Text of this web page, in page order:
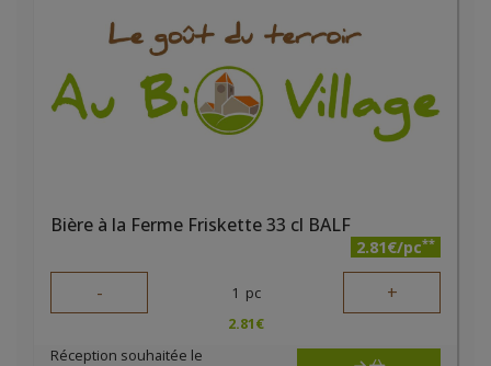
Bière à la Ferme Friskette 33 cl BALF
2.81€/pc**
- 1 pc +
2.81€
Réception souhaitée le